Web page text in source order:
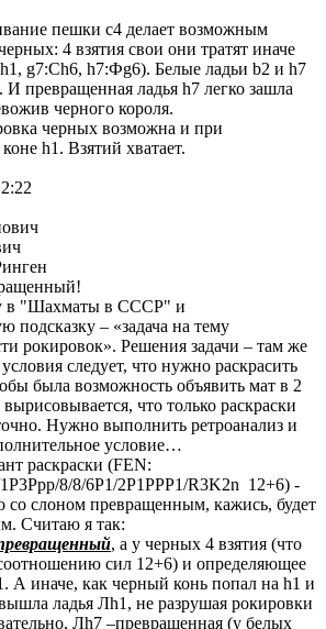
пешки с4 делает возможным
4 взятия свои они тратят иначе
g7:Ch6, h7:Фg6). Белые ладьи b2 и h7
превращенная ладья h7 легко зашла
черного короля.
черных возможна и при
h1. Взятий хватает.
в "Шахматы в СССР" и
подсказку – «задача на тему
рокировок». Решения задачи – там же
следует, что нужно раскрасить
была возможность объявить мат в 2
что только раскраски
Нужно выполнить ретроанализ и
условие…
раскраски (FEN:
8/8/6P1/2P1PPP1/R3K2n 12+6) -
со слоном превращенным, кажись, будет
Считаю я так:
, а у черных 4 взятия (что
соотношению сил 12+6) и определяющее
А иначе, как черный конь попал на h1 и
ладья Лh1, не разрушая рокировки
Лh7 –превращенная (у белых